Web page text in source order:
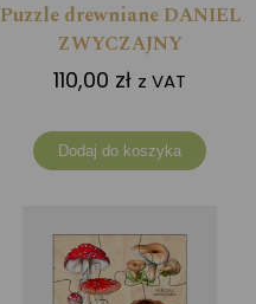
Puzzle drewniane DANIEL
ZWYCZAJNY
110,00 zł z VAT
Dodaj do koszyka